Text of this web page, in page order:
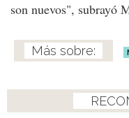
son nuevos", subrayó